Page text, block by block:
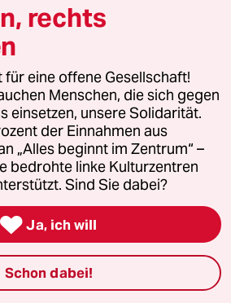
sein.
wie es wohl
Klinge durch die Kehle zu
mit dem Messer zu töten,
treffen, dann in
den Hals.“ So erklärt es der
Einer muss übersetzen. Das
schneiden,
rechts
eine offene Gesellschaft!
Menschen, die sich gegen
einsetzen, unsere Solidarität.
der Einnahmen aus
„Alles beginnt im Zentrum“ –
bedrohte linke Kulturzentren
Sind Sie dabei?
 Ja, ich will
Schon dabei!